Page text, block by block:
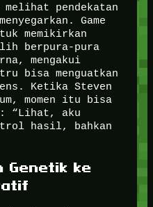
pendekatan
Game
memikirkan
berpura-pura
mengakui
bisa menguatkan
Ketika Steven
momen itu bisa
“Lihat, aku
hasil, bahkan
Genetik ke